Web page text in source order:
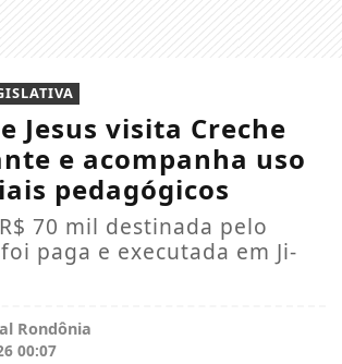
Jesus visita Creche
e acompanha uso
pedagógicos
70 mil destinada pelo
paga e executada em Ji-
Rondônia
00:07